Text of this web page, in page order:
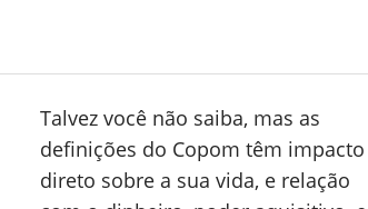
Talvez você não saiba, mas as
definições do Copom têm impacto
direto sobre a sua vida, e relação